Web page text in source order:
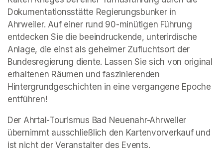
Dokumentationsstätte Regierungsbunker in
Ahrweiler. Auf einer rund 90-minütigen Führung
entdecken Sie die beeindruckende, unterirdische
Anlage, die einst als geheimer Zufluchtsort der
Bundesregierung diente. Lassen Sie sich von original
erhaltenen Räumen und faszinierenden
Hintergrundgeschichten in eine vergangene Epoche
entführen!
Der Ahrtal-Tourismus Bad Neuenahr-Ahrweiler
übernimmt ausschließlich den Kartenvorverkauf und
ist nicht der Veranstalter des Events.